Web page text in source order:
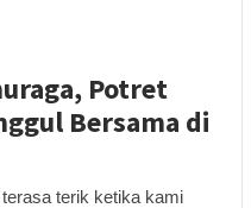
Potret
Bersama di
terik ketika kami